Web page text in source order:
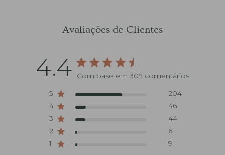
Avaliações de Clientes
4.4
Com base em 309 comentários
5
204
4
46
3
44
2
6
1
9